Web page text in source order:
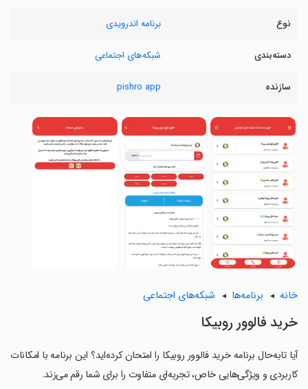
نوع برنامه اندرویدی
دسته‌بندی شبکه‌های اجتماعی
سازنده pishro app
خانه برنامه‌ها شبکه‌های اجتماعی
خرید فالوور روبیکا
آیا تابه‌حال برنامه خرید فالوور روبیکا را امتحان کرده‌اید؟ این برنامه با امکانات
کاربردی و ویژگی‌هایی خاص، تجربه‌ای متفاوت را برای شما رقم می‌زند.